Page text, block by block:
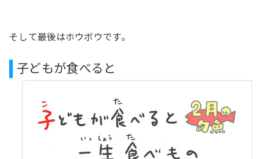
そして最後はホウボウです。
子どもが食べると